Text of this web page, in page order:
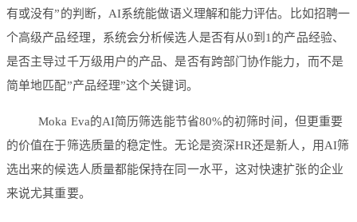
有或没有”的判断，AI系统能做语义理解和能力评估。比如招聘一
个高级产品经理，系统会分析候选人是否有从0到1的产品经验、
是否主导过千万级用户的产品、是否有跨部门协作能力，而不是
简单地匹配”产品经理”这个关键词。
Moka Eva的AI简历筛选能节省80%的初筛时间，但更重要
的价值在于筛选质量的稳定性。无论是资深HR还是新人，用AI筛
选出来的候选人质量都能保持在同一水平，这对快速扩张的企业
来说尤其重要。